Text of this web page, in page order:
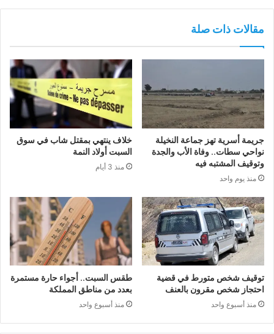
مقالات ذات صلة
جريمة أسرية تهز جماعة النخيلة
نواحي سطات.. وفاة الأب والجدة
وتوقيف المشتبه فيه
منذ يوم واحد
خلاف ينتهي بمقتل شاب في سوق
السبت أولاد النمة
منذ 3 أيام
توقيف شخص متورط في قضية
احتجاز شخص مقرون بالعنف
منذ أسبوع واحد
طقس السبت.. أجواء حارة مستمرة
بعدد من مناطق المملكة
منذ أسبوع واحد